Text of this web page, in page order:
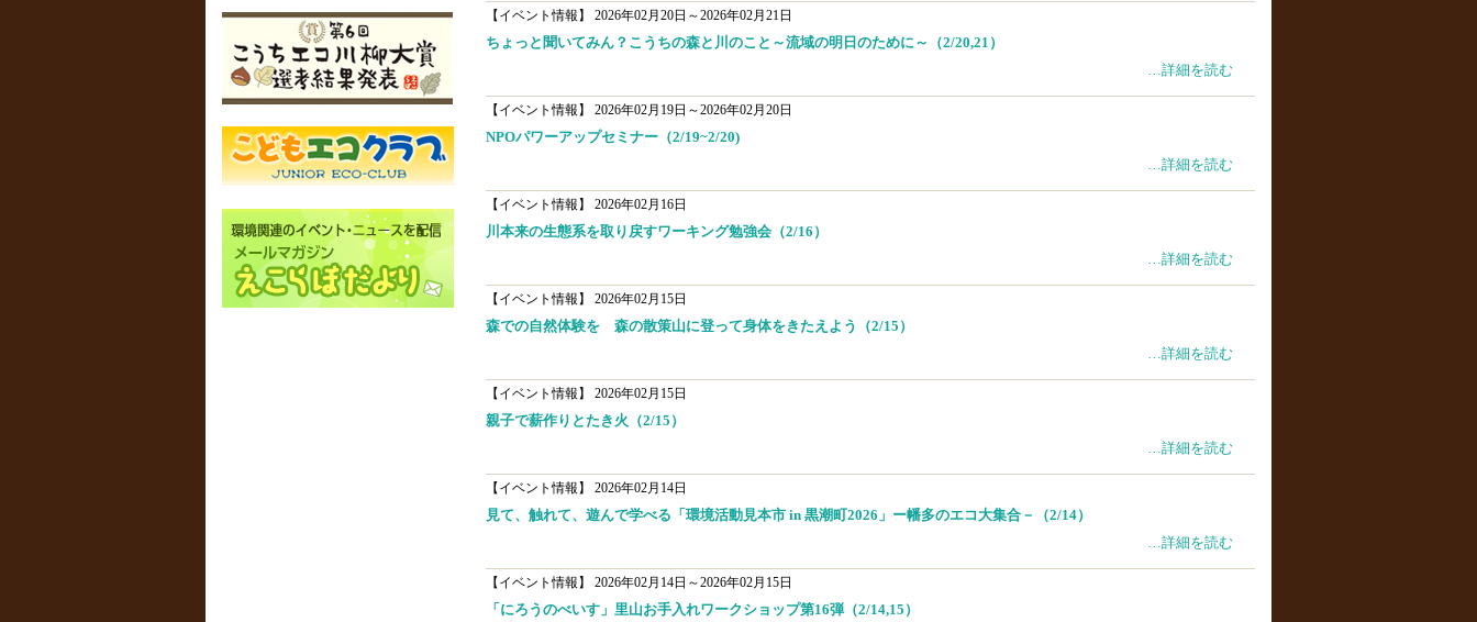
【イベント情報】
2026年02月20日～2026年02月21日
ちょっと聞いてみん？こうちの森と川のこと～流域の明日のために～（2/20,21）
…詳細を読む
【イベント情報】
2026年02月19日～2026年02月20日
NPOパワーアップセミナー（2/19~2/20)
…詳細を読む
【イベント情報】
2026年02月16日
川本来の生態系を取り戻すワーキング勉強会（2/16）
…詳細を読む
【イベント情報】
2026年02月15日
森での自然体験を 森の散策山に登って身体をきたえよう（2/15）
…詳細を読む
【イベント情報】
2026年02月15日
親子で薪作りとたき火（2/15）
…詳細を読む
【イベント情報】
2026年02月14日
見て、触れて、遊んで学べる「環境活動見本市 in 黒潮町2026」ー幡多のエコ大集合－（2/14）
…詳細を読む
【イベント情報】
2026年02月14日～2026年02月15日
「にろうのべいす」里山お手入れワークショップ第16弾（2/14,15）